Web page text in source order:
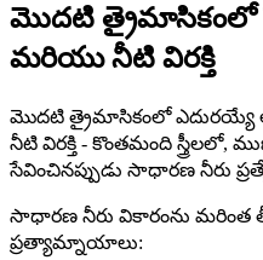
మొదటి త్రైమాసికంలో
మరియు నీటి విరక్తి
మొదటి త్రైమాసికంలో ఎదురయ్యే
నీటి విరక్తి - కొంతమంది
సేవించినప్పుడు సాధారణ నీరు
సాధారణ నీరు వికారంను మరింత
ప్రత్యామ్నాయాలు: